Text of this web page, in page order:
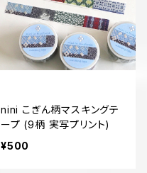
nini こぎん柄マスキングテ
ープ (9柄 実写プリント)
¥500